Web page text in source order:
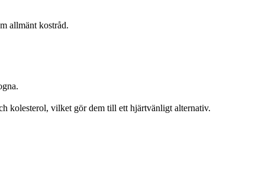
allmänt kostråd.
kolesterol, vilket gör dem till ett hjärtvänligt alternativ.